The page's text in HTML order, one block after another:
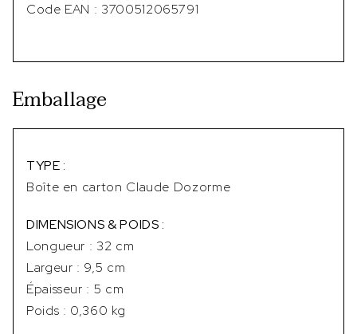
Code EAN : 3700512065791
Emballage
TYPE :
Boîte en carton Claude Dozorme
DIMENSIONS & POIDS :
Longueur : 32 cm
Largeur : 9,5 cm
Épaisseur : 5 cm
Poids : 0,360 kg